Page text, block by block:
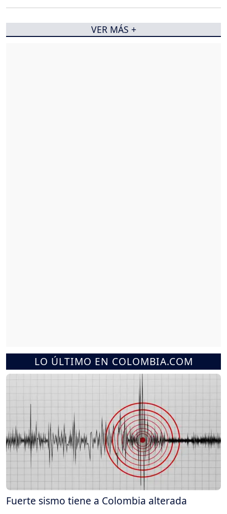
LO ÚLTIMO EN COLOMBIA.COM
Fuerte sismo tiene a Colombia alterada
VER MÁS +